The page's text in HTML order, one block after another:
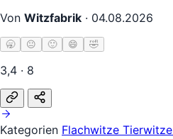
Von Witzfabrik · 04.08.2026
🥱 😐 🙂 😄 🤣
3,4 · 8
Kategorien Flachwitze Tierwitze